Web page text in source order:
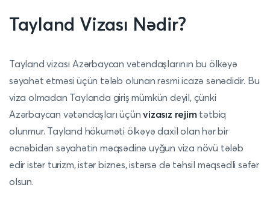
Tayland Vizası Nədir?
Tayland vizası Azərbaycan vətəndaşlarının bu ölkəyə
səyahət etməsi üçün tələb olunan rəsmi icazə sənədidir. Bu
viza olmadan Taylanda giriş mümkün deyil, çünki
Azərbaycan vətəndaşları üçünvizasız rejimtətbiq
olunmur. Tayland hökuməti ölkəyə daxil olan hər bir
əcnəbidən səyahətin məqsədinə uyğun viza növü tələb
edir istər turizm, istər biznes, istərsə də təhsil məqsədli səfər
olsun.